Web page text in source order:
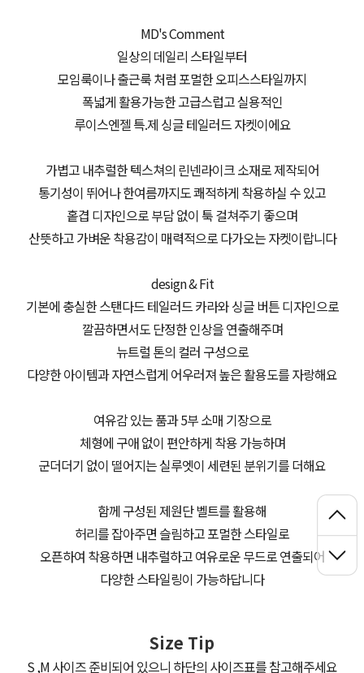
MD's Comment
일상의 데일리 스타일부터
모임룩이나 출근룩 처럼 포멀한 오피스스타일까지
폭넓게 활용가능한 고급스럽고 실용적인
루이스엔젤 특.제 싱글 테일러드 자켓이에요
가볍고 내추럴한 텍스쳐의 린넨라이크 소재로 제작되어
통기성이 뛰어나 한여름까지도 쾌적하게 착용하실 수 있고
홑겹 디자인으로 부담 없이 툭 걸쳐주기 좋으며
산뜻하고 가벼운 착용감이 매력적으로 다가오는 자켓이랍니다
design & Fit
기본에 충실한 스탠다드 테일러드 카라와 싱글 버튼 디자인으로
깔끔하면서도 단정한 인상을 연출해주며
뉴트럴 톤의 컬러 구성으로
다양한 아이템과 자연스럽게 어우러져 높은 활용도를 자랑해요
여유감 있는 품과 5부 소매 기장으로
체형에 구애 없이 편안하게 착용 가능하며
군더더기 없이 떨어지는 실루엣이 세련된 분위기를 더해요
함께 구성된 제원단 벨트를 활용해
허리를 잡아주면 슬림하고 포멀한 스타일로
오픈하여 착용하면 내추럴하고 여유로운 무드로 연출되어
다양한 스타일링이 가능하답니다
Size Tip
S ,M 사이즈 준비되어 있으니 하단의 사이즈표를 참고해주세요